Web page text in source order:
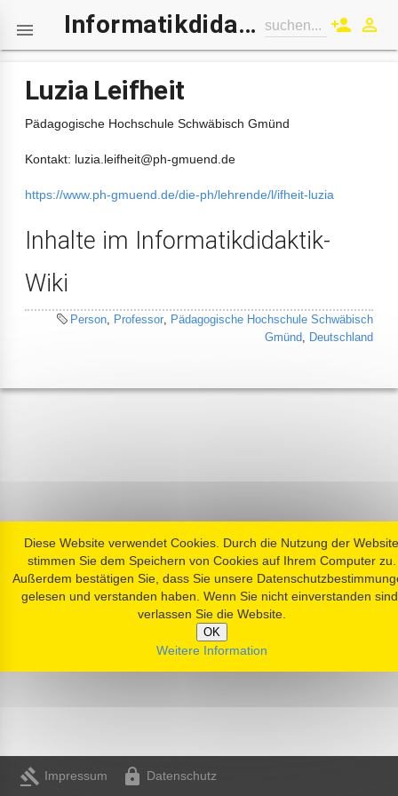
 Informatikdidaktik-Wiki suchen... person_add perm_identity
Luzia Leifheit
Pädagogische Hochschule Schwäbisch Gmünd
Kontakt: luzia.leifheit@ph-gmuend.de
https://www.ph-gmuend.de/die-ph/lehrende/l/ifheit-luzia
Inhalte im Informatikdidaktik-
Wiki
Person, Professor, Pädagogische Hochschule Schwäbisch
Gmünd, Deutschland
Diese Website verwendet Cookies. Durch die Nutzung der Website
stimmen Sie dem Speichern von Cookies auf Ihrem Computer zu.
Außerdem bestätigen Sie, dass Sie unsere
gelesen und verstanden haben. Wenn Sie nicht einverstanden
verlassen Sie die Website.
OK
Weitere Information
gavel Impressum https Datenschutz